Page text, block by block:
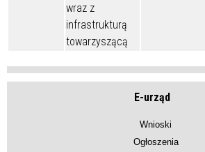
wraz z
infrastrukturą
towarzyszącą
E-urząd
Wnioski
Ogłoszenia